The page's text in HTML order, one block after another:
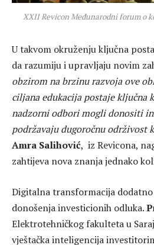
XXII Revicon Međunarodni forum o
U takvom okruženju ključna
da razumiju i upravljaju novim
obzirom na brzinu razvoja ove
ciljana edukacija postaje ključna
nadzorni odbori mogli donositi
podržavaju dugoročnu održivost
Amra Salihović, iz Revicona,
zahtijeva nova znanja jednako
Digitalna transformacija
donošenja investicionih odluka.
Elektrotehničkog fakulteta u
vještačka inteligencija